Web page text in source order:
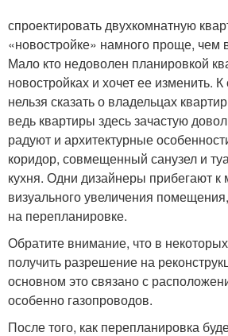
спроектировать двухкомнатную
«новостройке» намного проще, чем
Мало кто недоволен планировкой
новостройках и хочет ее изменить.
нельзя сказать о владельцах
ведь квартиры здесь зачастую
радуют и архитектурные
коридор, совмещенный санузел и
кухня. Одни дизайнеры прибегают к
визуального увеличения
на перепланировке.
Обратите внимание, что в
получить разрешение на
основном это связано с
особенно газопроводов.
После того, как перепланировка